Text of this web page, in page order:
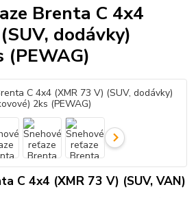
Brenta C 4x4
dodávky)
(PEWAG)
C 4x4 (XMR 73 V) (SUV, VAN)